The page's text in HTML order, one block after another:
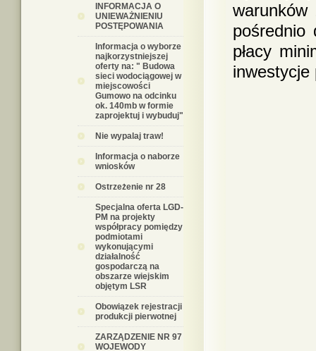
INFORMACJA O
UNIEWAŻNIENIU
POSTĘPOWANIA
Informacja o wyborze
najkorzystniejszej
oferty na: " Budowa
sieci wodociągowej w
miejscowości
Gumowo na odcinku
ok. 140mb w formie
zaprojektuj i wybuduj"
Nie wypalaj traw!
Informacja o naborze
wniosków
Ostrzeżenie nr 28
Specjalna oferta LGD-
PM na projekty
współpracy pomiędzy
podmiotami
wykonującymi
działalność
gospodarczą na
obszarze wiejskim
objętym LSR
Obowiązek rejestracji
produkcji pierwotnej
ZARZĄDZENIE NR 97
WOJEWODY
warunków
pośrednio
płacy
inwestycje